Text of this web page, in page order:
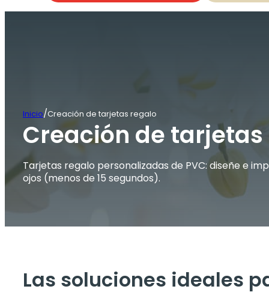
Inicio/Creación de tarjetas regalo
Creación de
Tarjetas regalo personalizadas de PVC: diseñe e
ojos (menos de 15 segundos).
Las soluciones ideales